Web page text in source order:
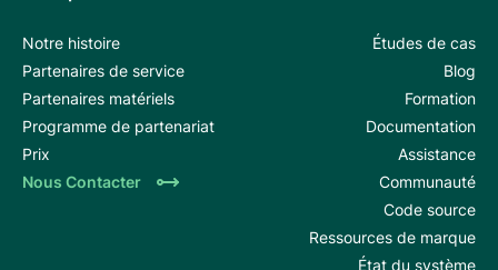
Notre histoire
Partenaires de service
Partenaires matériels
Programme de partenariat
Prix
Nous Contacter
Études de cas
Blog
Formation
Documentation
Assistance
Communauté
Code source
Ressources de marque
État du système